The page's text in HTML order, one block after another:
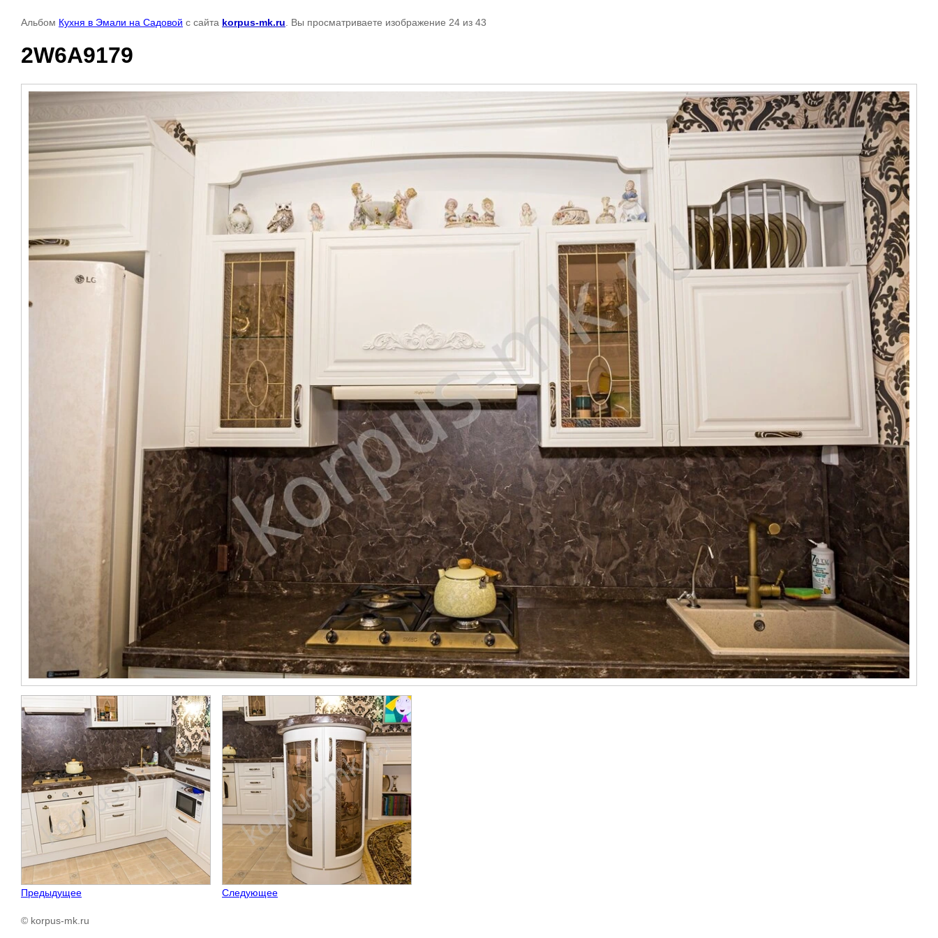
Альбом Кухня в Эмали на Садовой с сайта korpus-mk.ru . Вы просматриваете изображение 24 из 43
2W6A9179
Предыдущее Следующее
© korpus-mk.ru